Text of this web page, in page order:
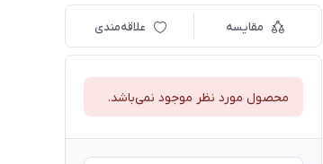
مقایسه علاقه‌مندی
محصول مورد نظر موجود نمی‌باشد.